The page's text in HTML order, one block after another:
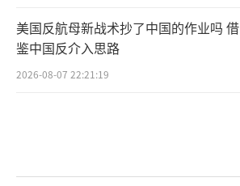
美国反航母新战术抄了中国的作业吗 借
鉴中国反介入思路
2026-08-07 22:21:19